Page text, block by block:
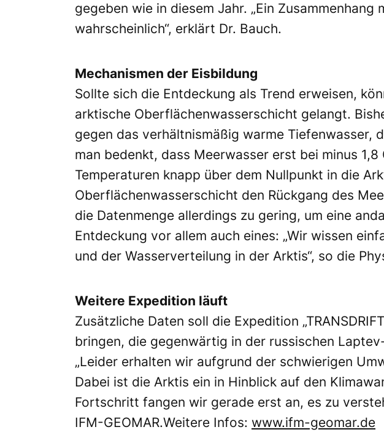
gegeben wie in diesem Jahr. „Ein
wahrscheinlich“, erklärt Dr. Bauch.
Mechanismen der Eisbildung
Sollte sich die Entdeckung als Trend erweisen,
arktische Oberflächenwasserschicht gelangt.
gegen das verhältnismäßig warme Tiefenwasser,
man bedenkt, dass Meerwasser erst bei minus
Temperaturen knapp über dem Nullpunkt in die
Oberflächenwasserschicht den Rückgang des
die Datenmenge allerdings zu gering, um eine
Entdeckung vor allem auch eines: „Wir wissen
und der Wasserverteilung in der Arktis“, so die
Weitere Expedition läuft
Zusätzliche Daten soll die Expedition
bringen, die gegenwärtig in der russischen
„Leider erhalten wir aufgrund der schwierigen
Dabei ist die Arktis ein in Hinblick auf den
Fortschritt fangen wir gerade erst an, es zu
IFM-GEOMAR.Weitere Infos: www.ifm-geomar.de